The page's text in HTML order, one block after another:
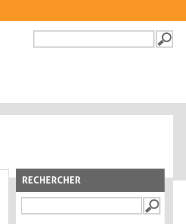
FORMULAIRE DE
RECHERCHER